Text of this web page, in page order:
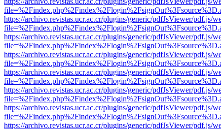
https://archivo.revistas.ucr.ac.cr/plugins/generic/pdfJsViewer/pdf.js/
https://archivo.revistas.ucr.ac.cr/plugins/generic/pdfJsViewer/pdf.js/
https://archivo.revistas.ucr.ac.cr/plugins/generic/pdfJsViewer/pdf.js/
https://archivo.revistas.ucr.ac.cr/plugins/generic/pdfJsViewer/pdf.js/
https://archivo.revistas.ucr.ac.cr/plugins/generic/pdfJsViewer/pdf.js/
https://archivo.revistas.ucr.ac.cr/plugins/generic/pdfJsViewer/pdf.js/
https://archivo.revistas.ucr.ac.cr/plugins/generic/pdfJsViewer/pdf.js/